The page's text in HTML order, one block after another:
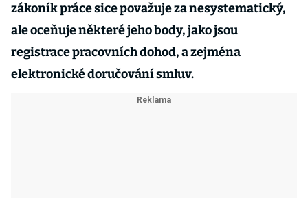
zákoník práce sice považuje za nesystematický,
ale oceňuje některé jeho body, jako jsou
registrace pracovních dohod, a zejména
elektronické doručování smluv.